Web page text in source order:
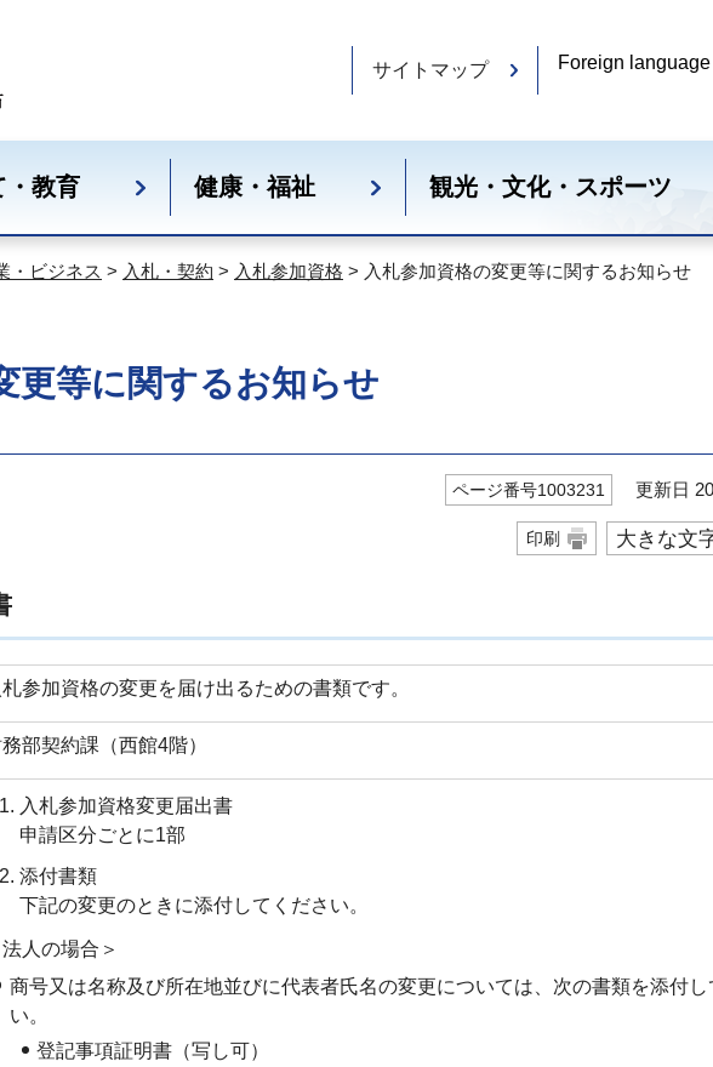
サイトマップ Foreign language
・教育 健康・福祉 観光・文化・スポーツ
・ビジネス > 入札・契約 > 入札参加資格 > 入札参加資格の変更等に関するお知らせ
更等に関するお知らせ
ページ番号1003231 更新日
印刷 大きな文
札参加資格の変更を届け出るための書類です。
部契約課（西館4階）
入札参加資格変更届出書
申請区分ごとに1部
添付書類
下記の変更のときに添付してください。
法人の場合＞
商号又は名称及び所在地並びに代表者氏名の変更については、次の書類を添付し
い。
登記事項証明書（写し可）